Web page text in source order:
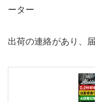
ーター
出荷の連絡があり、